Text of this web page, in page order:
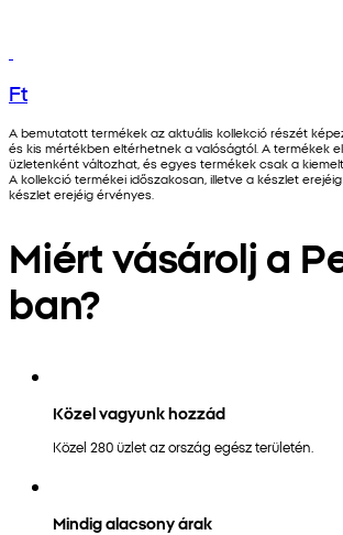
Ft
A bemutatott termékek az aktuális kollekció részét
és kis mértékben eltérhetnek a valóságtól. A termékek
üzletenként változhat, és egyes termékek csak a
A kollekció termékei időszakosan, illetve a készlet
készlet erejéig érvényes.
Miért vásárolj a
ban?
Közel vagyunk hozzád
Közel 280 üzlet az ország egész területén.
Mindig alacsony árak